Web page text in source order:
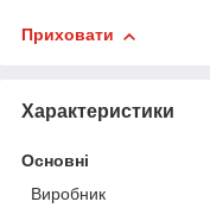
Приховати
Характеристики
Основні
Виробник